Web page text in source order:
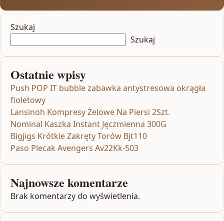
Szukaj
Szukaj
Ostatnie wpisy
Push POP IT bubble zabawka antystresowa okrągła
fioletowy
Lansinoh Kompresy Żelowe Na Piersi 2Szt.
Nominal Kaszka Instant Jęczmienna 300G
Bigjigs Krótkie Zakręty Torów Bjt110
Paso Plecak Avengers Av22Kk-503
Najnowsze komentarze
Brak komentarzy do wyświetlenia.